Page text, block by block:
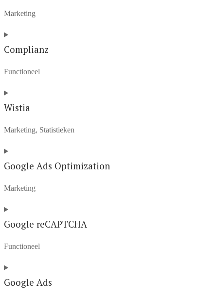
google-
fonts
Marketing
Consent
to
youtube
Complianz
Functioneel
Consent
to
complianz
Wistia
Marketing, Statistieken
Consent
to
wistia
Google Ads Optimization
Marketing
Consent
to
google-
ads-
Google reCAPTCHA
Functioneel
Consent
to
Google Ads